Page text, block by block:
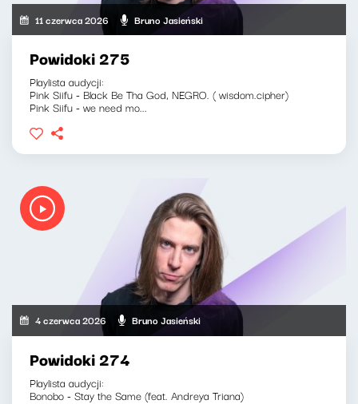
11 czerwca 2026 Bruno Jasieński
Powidoki 275
Playlista audycji:
Pink Siifu - Black Be Tha God, NEGRO. ( wisdom.cipher)
Pink Siifu - we need mo...
4 czerwca 2026 Bruno Jasieński
Powidoki 274
Playlista audycji:
Bonobo - Stay the Same (feat. Andreya Triana)